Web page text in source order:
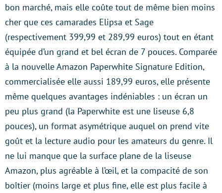
bon marché, mais elle coûte tout de même bien moins
cher que ces camarades Elipsa et Sage
(respectivement 399,99 et 289,99 euros) tout en étant
équipée d’un grand et bel écran de 7 pouces. Comparée
à la nouvelle Amazon Paperwhite Signature Edition,
commercialisée elle aussi 189,99 euros, elle présente
même quelques avantages indéniables : un écran un
peu plus grand (la Paperwhite est une liseuse 6,8
pouces), un format asymétrique auquel on prend vite
goût et la lecture audio pour les amateurs du genre. Il
ne lui manque que la surface plane de la liseuse
Amazon, plus agréable à l’œil, et la compacité de son
boîtier (moins large et plus fine, elle est plus facile à